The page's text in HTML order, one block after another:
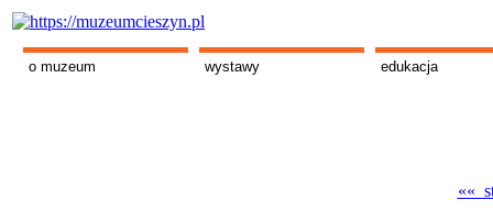
o muzeum wystawy edukacja
««